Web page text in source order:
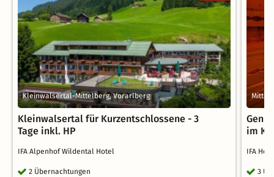
Kleinwalsertal-Mittelberg, Vorarlberg
Kleinwalsertal für Kurzentschlossene - 3
Tage inkl. HP
IFA Alpenhof Wildental Hotel
2 Übernachtungen
im
IFA
3